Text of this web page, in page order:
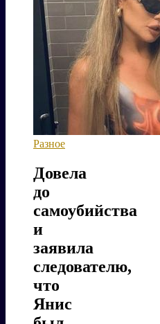
Разное
Довела
до
самоубийства
и
заявила
следователю,
что
Янис